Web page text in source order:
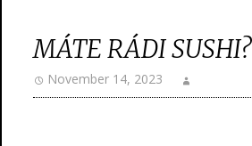
MÁTE RÁDI SUSHI?
November 14, 2023